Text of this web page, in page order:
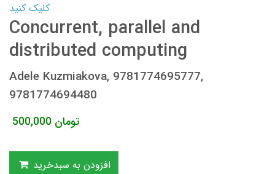
کلیک کنید
Concurrent, parallel and
distributed computing
Adele Kuzmiakova, 9781774695777,
9781774694480
500,000 تومان
افزودن به سبدخرید